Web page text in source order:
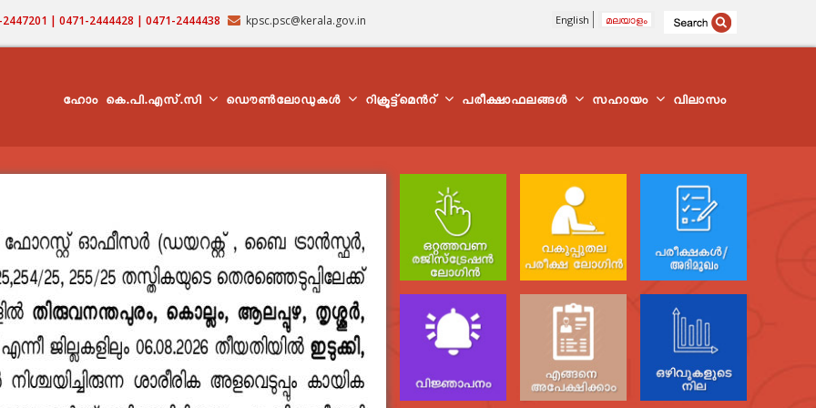
| 0471-2444428 | 0471-2444438 kpsc.psc@kerala.gov.in English മലയാളം
NAVIGATION
ഹോം കെ.പി.എസ്.സി ഡൌൺലോഡുകൾ റിക്രൂട്ട്മെന്‍റ് പരീക്ഷാഫലങ്ങൾ സഹായം വിലാസം